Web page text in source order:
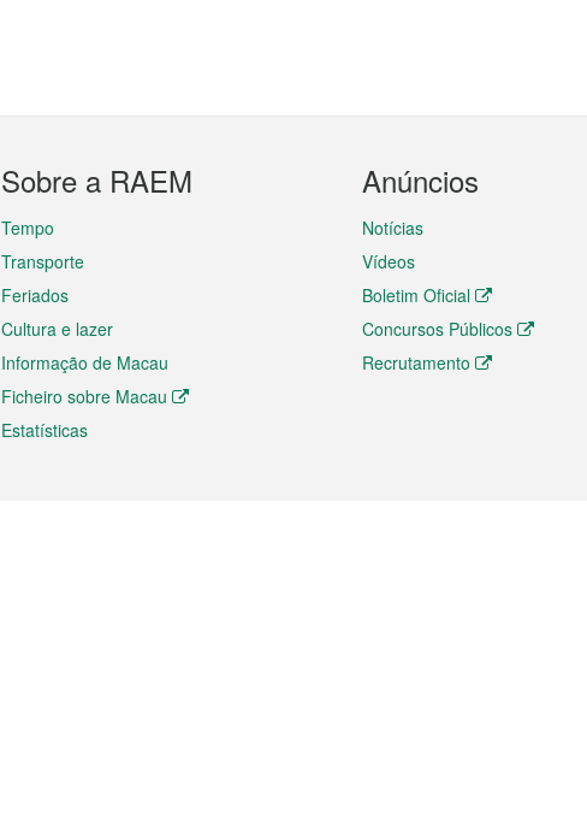
Sobre a RAEM
Tempo
Transporte
Feriados
Cultura e lazer
Informação de Macau
Ficheiro sobre Macau
Estatísticas
Anúncios
Notícias
Vídeos
Boletim Oficial
Concursos Públicos
Recrutamento